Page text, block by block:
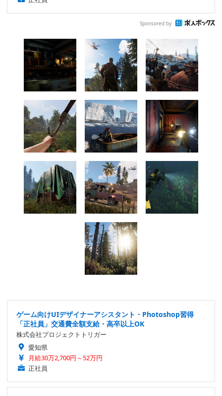
Sponsored by
ゲーム向けUIデザイナーアシスタント・Photoshop習得
「正社員」交通費全額支給・高卒以上OK
株式会社プロジェクトトリガー
愛知県
月給30万2,700円～52万円
正社員